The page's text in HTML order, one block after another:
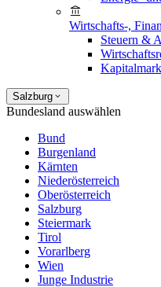
Wirtschafts-,
Steuern &
Salzburg
Bundesland auswählen
Bund
Burgenland
Kärnten
Niederösterreich
Oberösterreich
Salzburg
Steiermark
Tirol
Vorarlberg
Wien
Junge Industrie